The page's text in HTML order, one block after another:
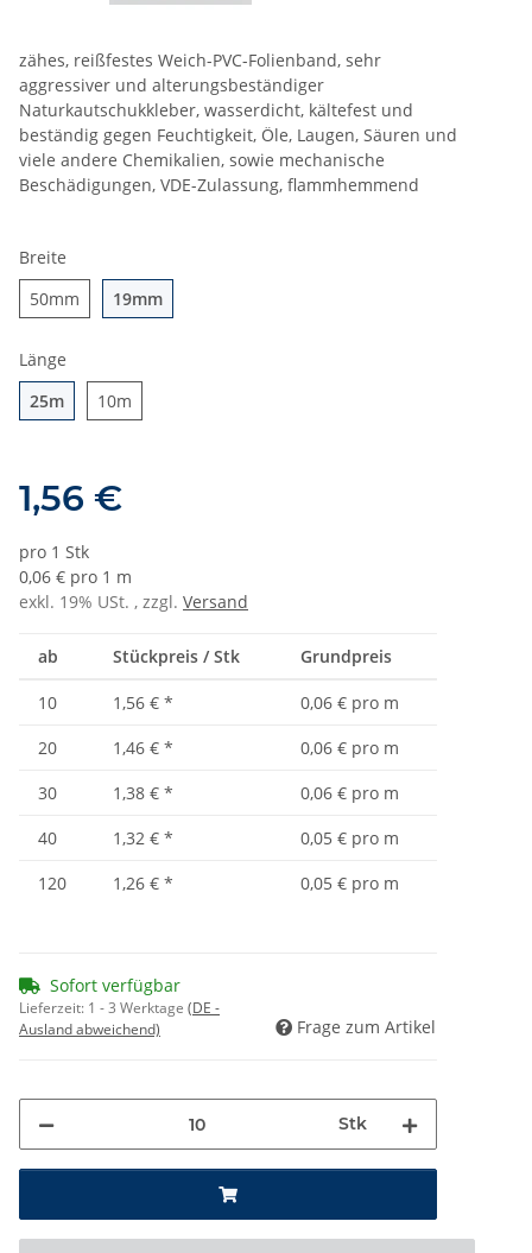
zähes, reißfestes Weich-PVC-Folienband, sehr
aggressiver und alterungsbeständiger
Naturkautschukkleber, wasserdicht, kältefest und
beständig gegen Feuchtigkeit, Öle, Laugen, Säuren und
viele andere Chemikalien, sowie mechanische
Beschädigungen, VDE-Zulassung, flammhemmend
Breite
50mm 50mm19mm19mm
Länge
25m25m 10m
1,56 €
pro 1 Stk
0,06 € pro 1 m
exkl. 19% USt. , zzgl. Versand
ab Stückpreis / Stk Grundpreis
10 1,56 € *
0,06 € pro m
20
1,46 € *
0,06 € pro m
30
1,38 € *
0,06 € pro m
40
1,32 € *
0,05 € pro m
120
1,26 € * 0,05 € pro m
Sofort verfügbar
Lieferzeit: 1 - 3 Werktage (DE -
Ausland abweichend)
Frage zum Artikel
Stk